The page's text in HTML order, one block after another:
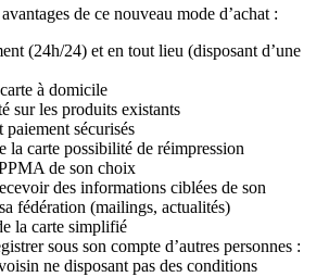
de ce nouveau mode d’achat :
(24h/24) et en tout lieu (disposant d’une
à domicile
sur les produits existants
sécurisés
la carte possibilité de réimpression
de son choix
des informations ciblées de son
fédération (mailings, actualités)
la carte simplifié
sous son compte d’autres personnes :
ne disposant pas des conditions